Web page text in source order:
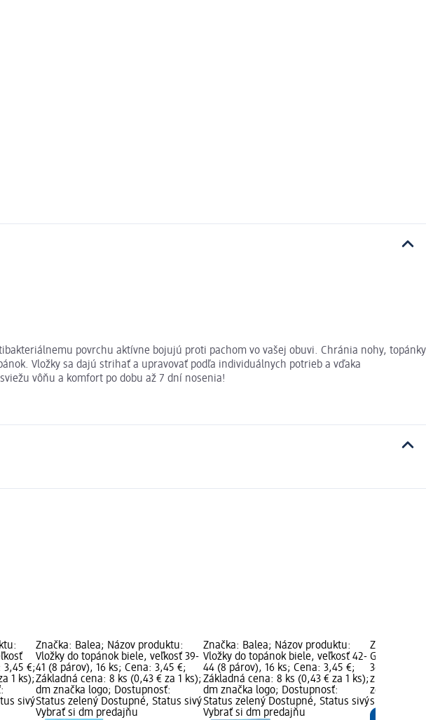
povrchu aktívne bojujú proti pachom vo vašej obuvi. Chránia nohy, topánky
Vložky sa dajú strihať a upravovať podľa individuálnych potrieb a vďaka
vôňu a komfort po dobu až 7 dní nosenia!
3,45 €;
1 ks);
sivý
Značka: Balea; Názov produktu:
Vložky do topánok biele, veľkosť 39-
41 (8 párov), 16 ks; Cena: 3,45 €;
Základná cena: 8 ks (0,43 € za 1 ks);
dm značka logo; Dostupnosť:
Status zelený Dostupné, Status sivý
Vybrať si dm predajňu
Značka: Balea; Názov produktu:
Vložky do topánok biele, veľkosť 42-
44 (8 párov), 16 ks; Cena: 3,45 €;
Základná cena: 8 ks (0,43 € za 1 ks);
dm značka logo; Dostupnosť:
Status zelený Dostupné, Status sivý
Vybrať si dm predajňu
Značka:
Gélové
36-41 (1
značka
zelený
si dm